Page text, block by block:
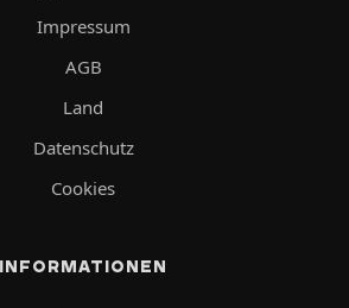
Impressum
AGB
Land
Datenschutz
Cookies
INFORMATIONEN